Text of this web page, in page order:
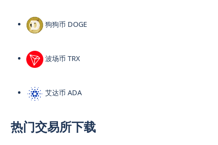
狗狗币 DOGE
波场币 TRX
艾达币 ADA
热门交易所下载